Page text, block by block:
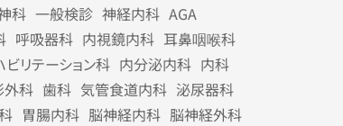
科 一般検診 神経内科 AGA
呼吸器科 内視鏡内科 耳鼻咽喉科
ビリテーション科 内分泌内科 内科
外科 歯科 気管食道内科 泌尿器科
胃腸内科 脳神経内科 脳神経外科